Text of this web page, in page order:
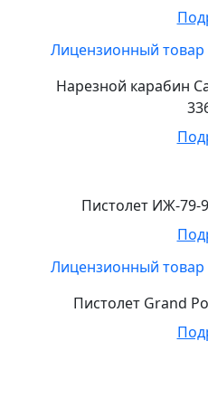
Лицензионный товар
Нарезной карабин
Пистолет ИЖ-79-
Лицензионный товар
Пистолет Grand